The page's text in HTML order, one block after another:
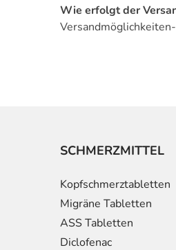
Wie erfolgt der
SCHMERZMITTEL
Kopfschmerztabletten
Migräne Tabletten
ASS Tabletten
Diclofenac